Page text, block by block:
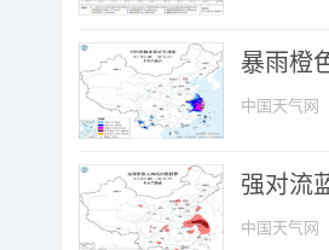
暴雨橙
中国天气网
强对流
中国天气网